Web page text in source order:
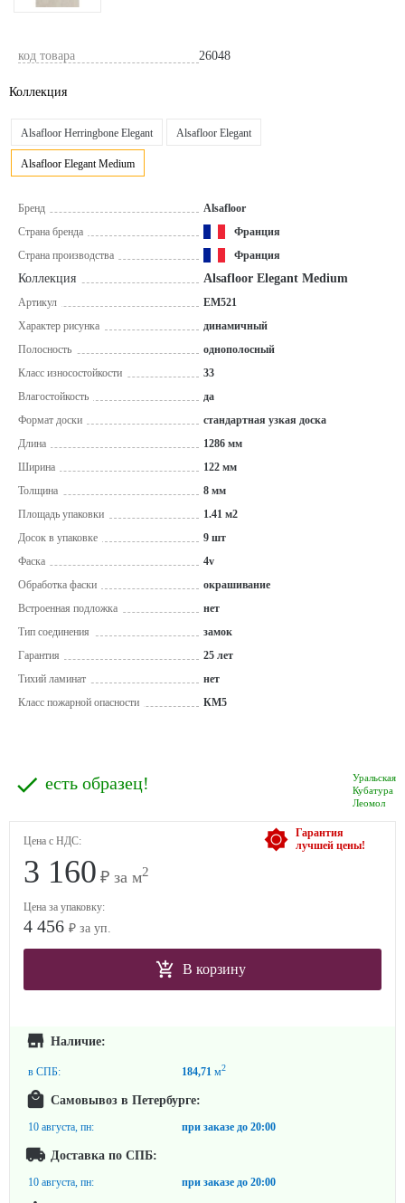
код товара 26048
Коллекция
Alsafloor Herringbone Elegant Alsafloor Elegant
Alsafloor Elegant Medium
Бренд
Alsafloor
Страна бренда
Франция
Страна производства
Франция
Коллекция Alsafloor Elegant Medium
Артикул
EM521
Характер рисунка
динамичный
Полосность
однополосный
Класс износостойкости
33
Влагостойкость
да
Формат доски
стандартная узкая доска
Длина
1286 мм
Ширина
122 мм
Толщина
8 мм
Площадь упаковки
1.41 м2
Досок в упаковке
9 шт
Фаска
4v
Обработка фаски
окрашивание
Встроенная подложка
нет
Тип соединения
замок
Гарантия
25 лет
Тихий ламинат
нет
Класс пожарной опасности
КМ5
Уральская
Кубатура
Леомол
есть образец!
Гарантия
лучшей цены!
Цена с НДС:
3 160 ₽ за м2
Цена за упаковку:
4 456 ₽ за уп.
В корзину
Наличие:
в СПБ: 184,71 м2
Самовывоз в Петербурге:
10 августа, пн: при заказе до 20:00
Доставка по СПБ:
10 августа, пн: при заказе до 20:00